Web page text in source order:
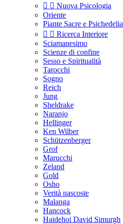
  Nuova Psicologia
Oriente
Piante Sacre e Psichedelia
  Ricerca Interiore
Sciamanesimo
Scienze di confine
Sesso e Spiritualità
Tarocchi
Sogno
Reich
Jung
Sheldrake
Naranjo
Hellinger
Ken Wilber
Schützenberger
Grof
Marucchi
Zeland
Gold
Osho
Verità nascoste
Malanga
Hancock
Haidehoi David Simurgh